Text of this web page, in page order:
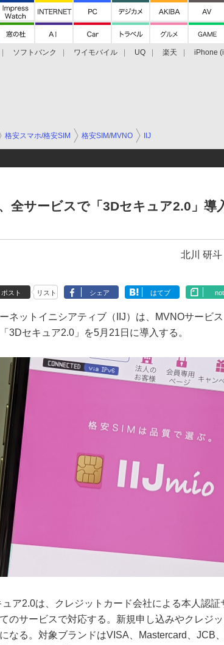
ソフトバンク ワイモバイル UQ 楽天 iPhone
格安スマホ/格安SIM 格安SIM/MVNO IIJ
全サービスで「3Dセキュア2.0」
北川 研斗
ポスト リスト シェア はてブ
ネットイニシアティブ（IIJ）は、MVNOサービ
3Dセキュア2.0」を5月21日に導入する。
ア2.0は、クレジットカード会社による本人認証
のサービスで対応する。新規申し込みやクレジ
なる。対象ブランドはVISA、Mastercard、JCB